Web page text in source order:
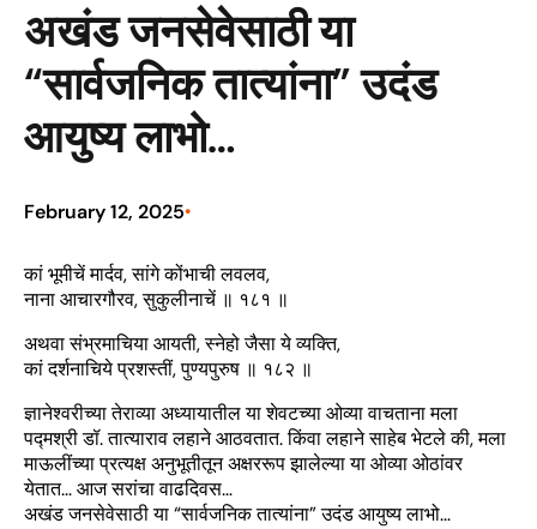
अखंड जनसेवेसाठी या
“सार्वजनिक तात्यांना” उदंड
आयुष्य लाभो…
February 12, 2025•
कां भूमीचें मार्दव, सांगे कोंभाची लवलव,
नाना आचारगौरव, सुकुलीनाचें ॥ १८१ ॥
अथवा संभ्रमाचिया आयती, स्नेहो जैसा ये व्यक्ति,
कां दर्शनाचिये प्रशस्तीं, पुण्यपुरुष ॥ १८२ ॥
ज्ञानेश्वरीच्या तेराव्या अध्यायातील या शेवटच्या ओव्या वाचताना मला
पद्मश्री डॉ. तात्याराव लहाने आठवतात. किंवा लहाने साहेब भेटले की, मला
माऊलींच्या प्रत्यक्ष अनुभूतीतून अक्षररूप झालेल्या या ओव्या ओठांवर
येतात… आज सरांचा वाढदिवस…
अखंड जनसेवेसाठी या “सार्वजनिक तात्यांना” उदंड आयुष्य लाभो…